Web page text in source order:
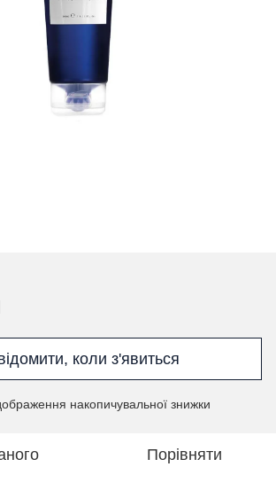
коли з'явиться
накопичувальної знижки
Порівняти